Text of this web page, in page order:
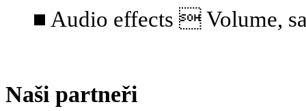
■ Audio effects  Volume,
Naši partneři